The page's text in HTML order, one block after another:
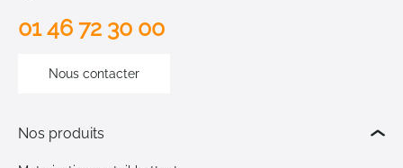
01 46 72 30 00
Nous contacter
Nos produits